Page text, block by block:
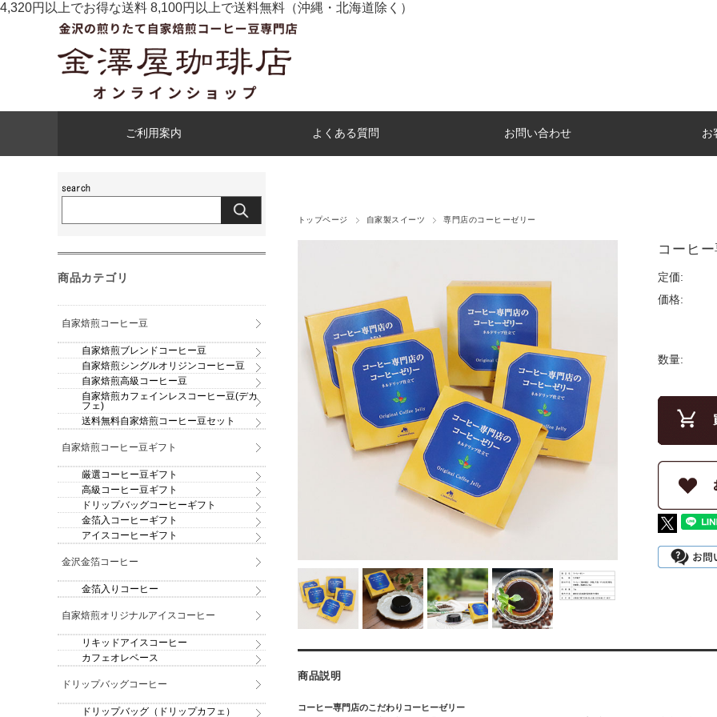
4,320円以上でお得な送料 8,100円以上で送料無料 （沖縄・北海道除く）
ご利用案内 よくある質問 お問い合わせ お
トップページ 自家製スイーツ 専門店のコーヒーゼリー
コーヒ
定価:
価格:
数量:
商品説明
コーヒー専門店のこだわりコーヒーゼリー
商品カテゴリ
自家焙煎コーヒー豆
自家焙煎ブレンドコーヒー豆
自家焙煎シングルオリジンコーヒー豆
自家焙煎高級コーヒー豆
自家焙煎カフェインレスコーヒー豆(デカ
フェ)
送料無料自家焙煎コーヒー豆セット
自家焙煎コーヒー豆ギフト
厳選コーヒー豆ギフト
高級コーヒー豆ギフト
ドリップバッグコーヒーギフト
金箔入コーヒーギフト
アイスコーヒーギフト
金沢金箔コーヒー
金箔入りコーヒー
自家焙煎オリジナルアイスコーヒー
リキッドアイスコーヒー
カフェオレベース
ドリップバッグコーヒー
ドリップバッグ（ドリップカフェ）